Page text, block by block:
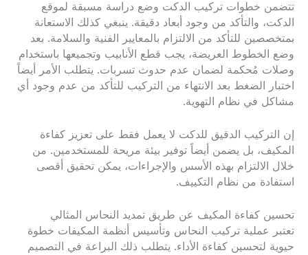
تتضمن خطوات تركيب الدكت وضع دراسة مسبقة لموقع
الدكت، والتأكد من وجود أبعاد دقيقة. ينبغي كذلك الاستعانة
بمتخصصين للتأكد من الالتزام بالمعايير الفنية والسلامة. بعد
وضع الخطوط العريضة، يجب قطع الأنابيب وتجميعها باستخدام
وصلات مُحكمة لضمان عدم حدوث تسربات. يتطلب الأمر أيضاً
اختبار الضغط بعد الانتهاء من التركيب للتأكد من عدم وجود أي
مشاكل في نظام التهوية.
إن التركيب الدقيق للدكت لا يعمل فقط على تعزيز كفاءة
المكيف، بل يضمن أيضاً توفير بيئة مريحة للمستخدمين. من
خلال الالتزام بهذه الأسس والإجراءات، يمكن تحقيق أقصى
استفادة من نظام التكييف.
تحسين كفاءة المكيف عن طريق تمديد النحاس المثالي
تعتبر عملية تركيب النحاس وتأسيس أنظمة المكيفات خطوة
حيوية لتحسين كفاءة الأداء. يتطلب ذلك البراعة في التصميم